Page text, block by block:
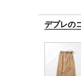
デプレの